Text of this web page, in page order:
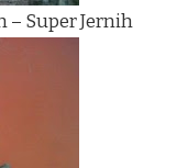
– Super Jernih